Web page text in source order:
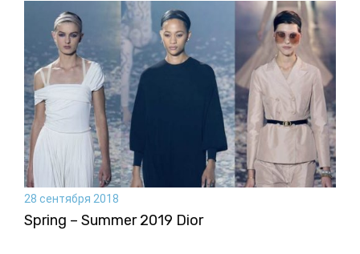
28 сентября 2018
Spring – Summer 2019 Dior